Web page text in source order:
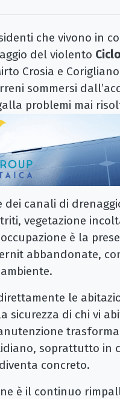
che vivono in
del violento
Crosia e
sommersi
problemi mai
canali di
vegetazione
è la
abbandonate,
le
sicurezza di chi vi
soprattutto in
concreto.
è il continuo